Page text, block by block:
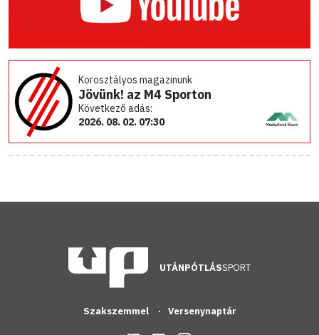
Korosztályos magazinunk
Jövünk! az M4 Sporton
Következő adás:
2026. 08. 02. 07:30
UTÁNPÓTLÁSSPORT
Szakszemmel Versenynaptár